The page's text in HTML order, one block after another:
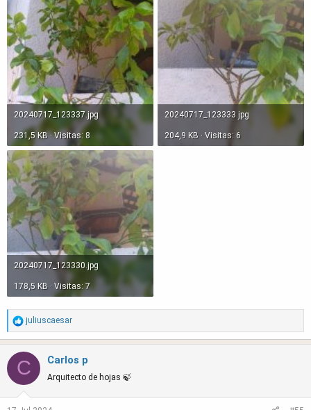
20240717_123337.jpg
231,5 KB · Visitas: 8
20240717_123333.jpg
204,9 KB · Visitas: 6
20240717_123330.jpg
178,5 KB · Visitas: 7
R
e
c
t
i
o
juliuscaesar
C Carlos p
Arquitecto de hojas 🍃